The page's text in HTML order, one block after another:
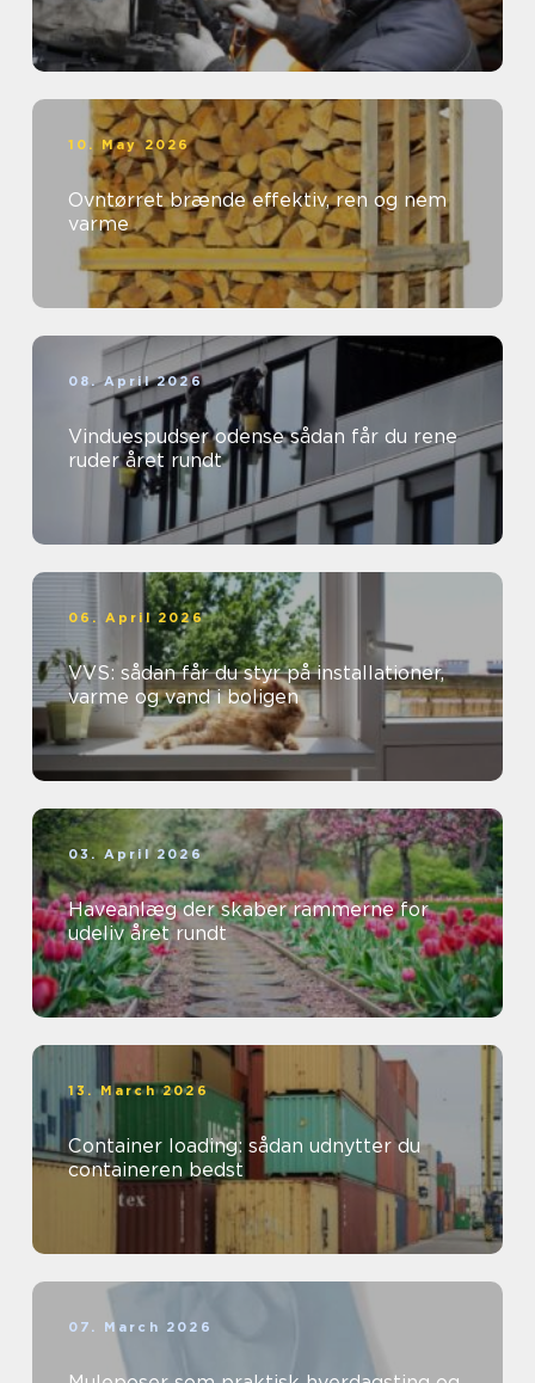
10. May 2026
Ovntørret brænde effektiv, ren og nem
varme
08. April 2026
Vinduespudser odense sådan får du rene
ruder året rundt
06. April 2026
VVS: sådan får du styr på installationer,
varme og vand i boligen
03. April 2026
Haveanlæg der skaber rammerne for
udeliv året rundt
13. March 2026
Container loading: sådan udnytter du
containeren bedst
07. March 2026